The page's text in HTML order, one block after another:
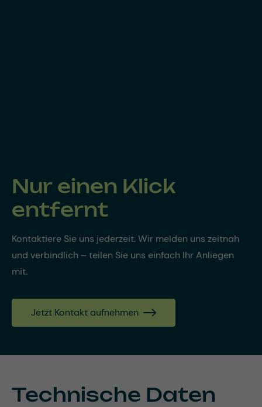
Nur einen Klick
entfernt
Kontaktiere Sie uns jederzeit. Wir melden uns zeitnah
und verbindlich – teilen Sie uns einfach Ihr Anliegen
mit.
Jetzt Kontakt aufnehmen
Technische Daten